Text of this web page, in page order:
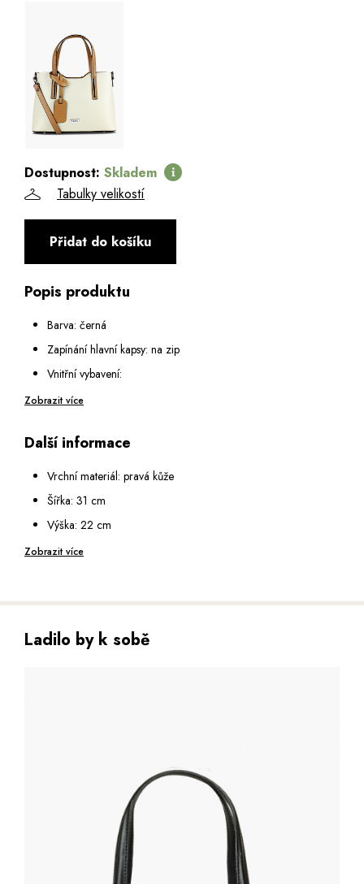
Dostupnost: Skladem
Tabulky velikostí
Přidat do košíku
Popis produktu
Barva: černá
Zapínání hlavní kapsy: na zip
Vnitřní vybavení:
Vnitřní prostor rozdělen velkou zipovou kapsou na dvě
Malá kapsa na zip a dvě malé otevřené kapsy
Dno kabelky chráněno kovovými nýty
Výška ucha: 16 cm
Popruh na rameno: odepínatelný a nastavitelný v rozmezí 55 -
110 cm
Zobrazit více
Další informace
Vrchní materiál: pravá kůže
Šířka: 31 cm
Výška: 22 cm
Hloubka: 10 cm
Zobrazit více
Ladilo by k sobě